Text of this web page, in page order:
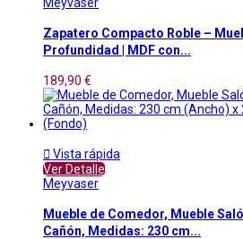
Zapatero Compacto Roble –
Profundidad | MDF con...
189,90 €
 Vista rápida
Ver Detalle
Meyvaser
Mueble de Comedor, Mueble
Cañón, Medidas: 230 cm...